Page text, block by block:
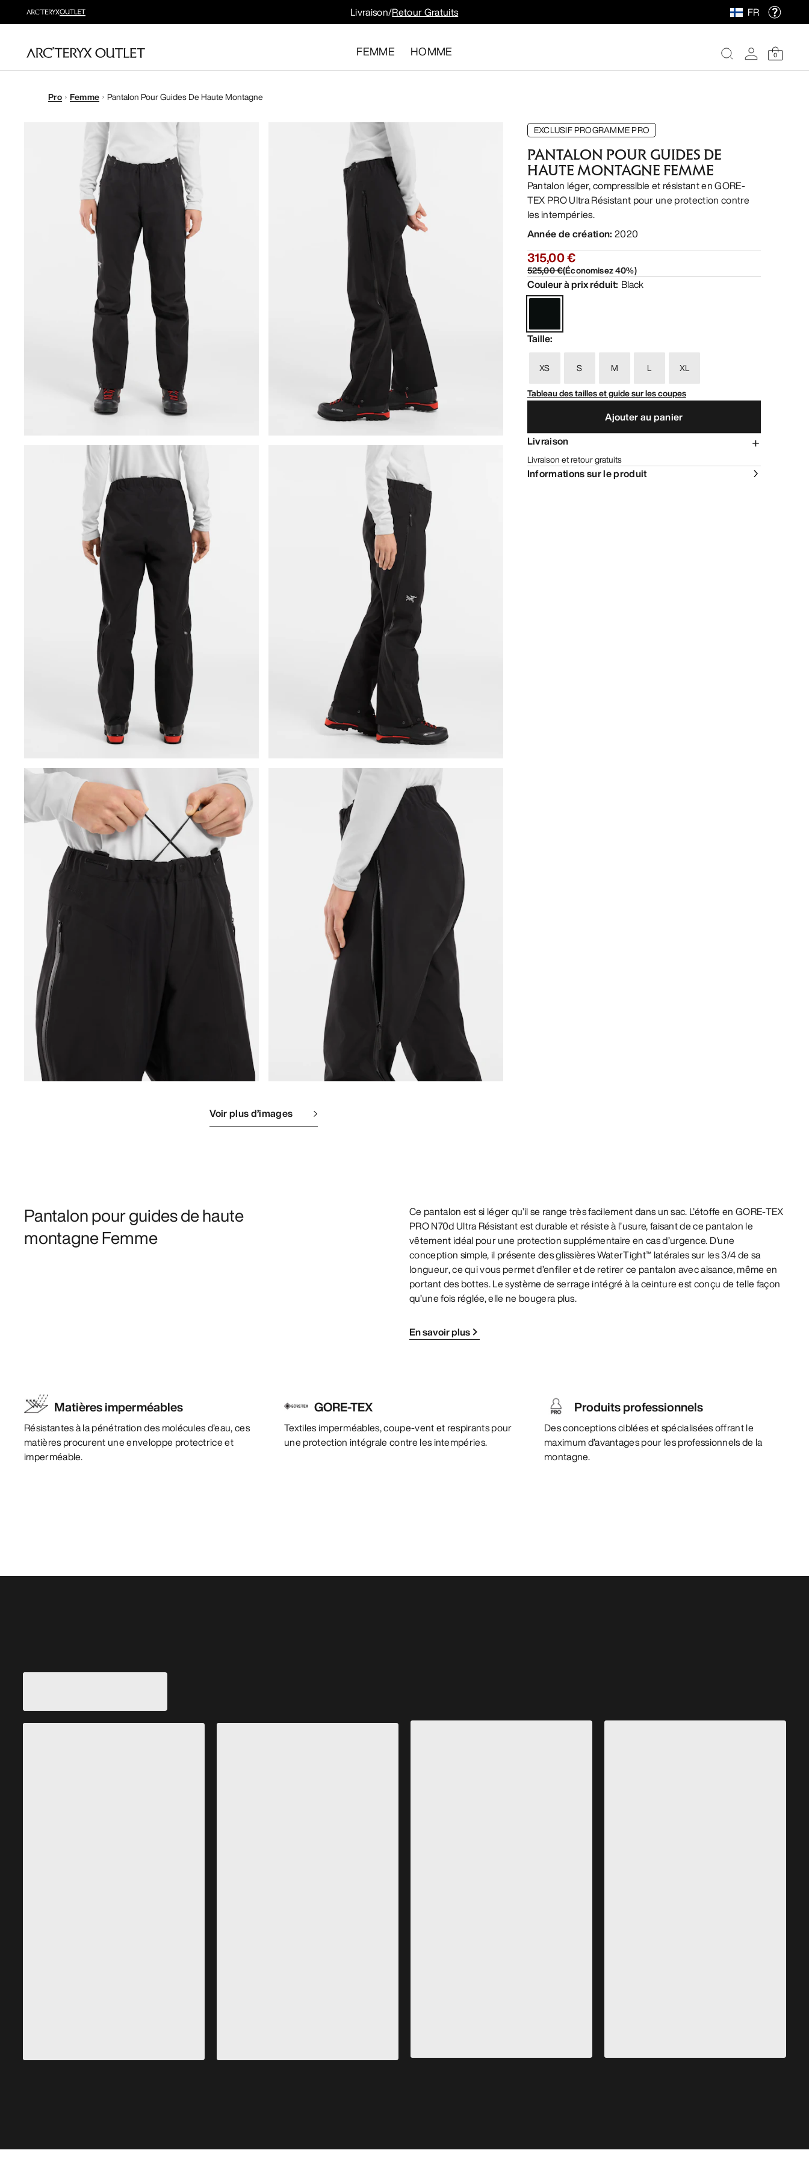
Livraison/Retour Gratuits FR
FEMME HOMME 0
Pro Femme Pantalon Pour Guides De Haute Montagne
Voir plus d’images
EXCLUSIF PROGRAMME PRO
PANTALON POUR GUIDES DE
HAUTE MONTAGNE FEMME
Pantalon léger, compressible et résistant en GORE-
TEX PRO Ultra Résistant pour une protection contre
les intempéries.
Année de création: 2020
315,00 €
525,00 €(Économisez40%)
Couleur à prix réduit: Black
Taille:
XS S M L
XL
Tableau des tailles et guide sur les coupes
Ajouter au panier
Livraison
Livraison et retour gratuits
Informations sur le produit
Pantalon pour guides de haute
montagne Femme
Ce pantalon est si léger qu’il se range très facilement dans un sac. L’étoffe en GORE-TEX
PRO N70d Ultra Résistant est durable et résiste à l’usure, faisant de ce pantalon le
vêtement idéal pour une protection supplémentaire en cas d’urgence. D'une
conception simple, il présente des glissières WaterTight™ latérales sur les 3/4 de sa
longueur, ce qui vous permet d’enfiler et de retirer ce pantalon avec aisance, même en
portant des bottes. Le système de serrage intégré à la ceinture est conçu de telle façon
qu’une fois réglée, elle ne bougera plus.
En savoir plus
Matières imperméables
Résistantes à la pénétration des molécules d’eau, ces
matières procurent une enveloppe protectrice et
imperméable.
GORE-TEX
Textiles imperméables, coupe-vent et respirants pour
une protection intégrale contre les intempéries.
Produits professionnels
Des conceptions ciblées et spécialisées offrant le
maximum d’avantages pour les professionnels de la
montagne.